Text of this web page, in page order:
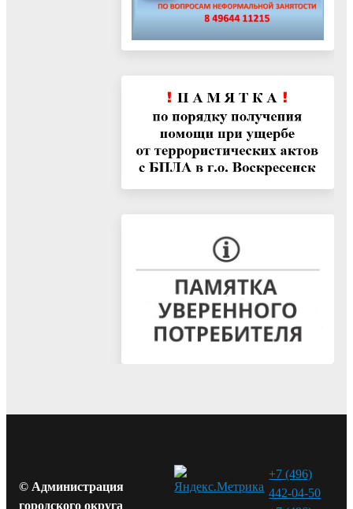
© Администрация
городского округа
+7 (496)
442-04-50